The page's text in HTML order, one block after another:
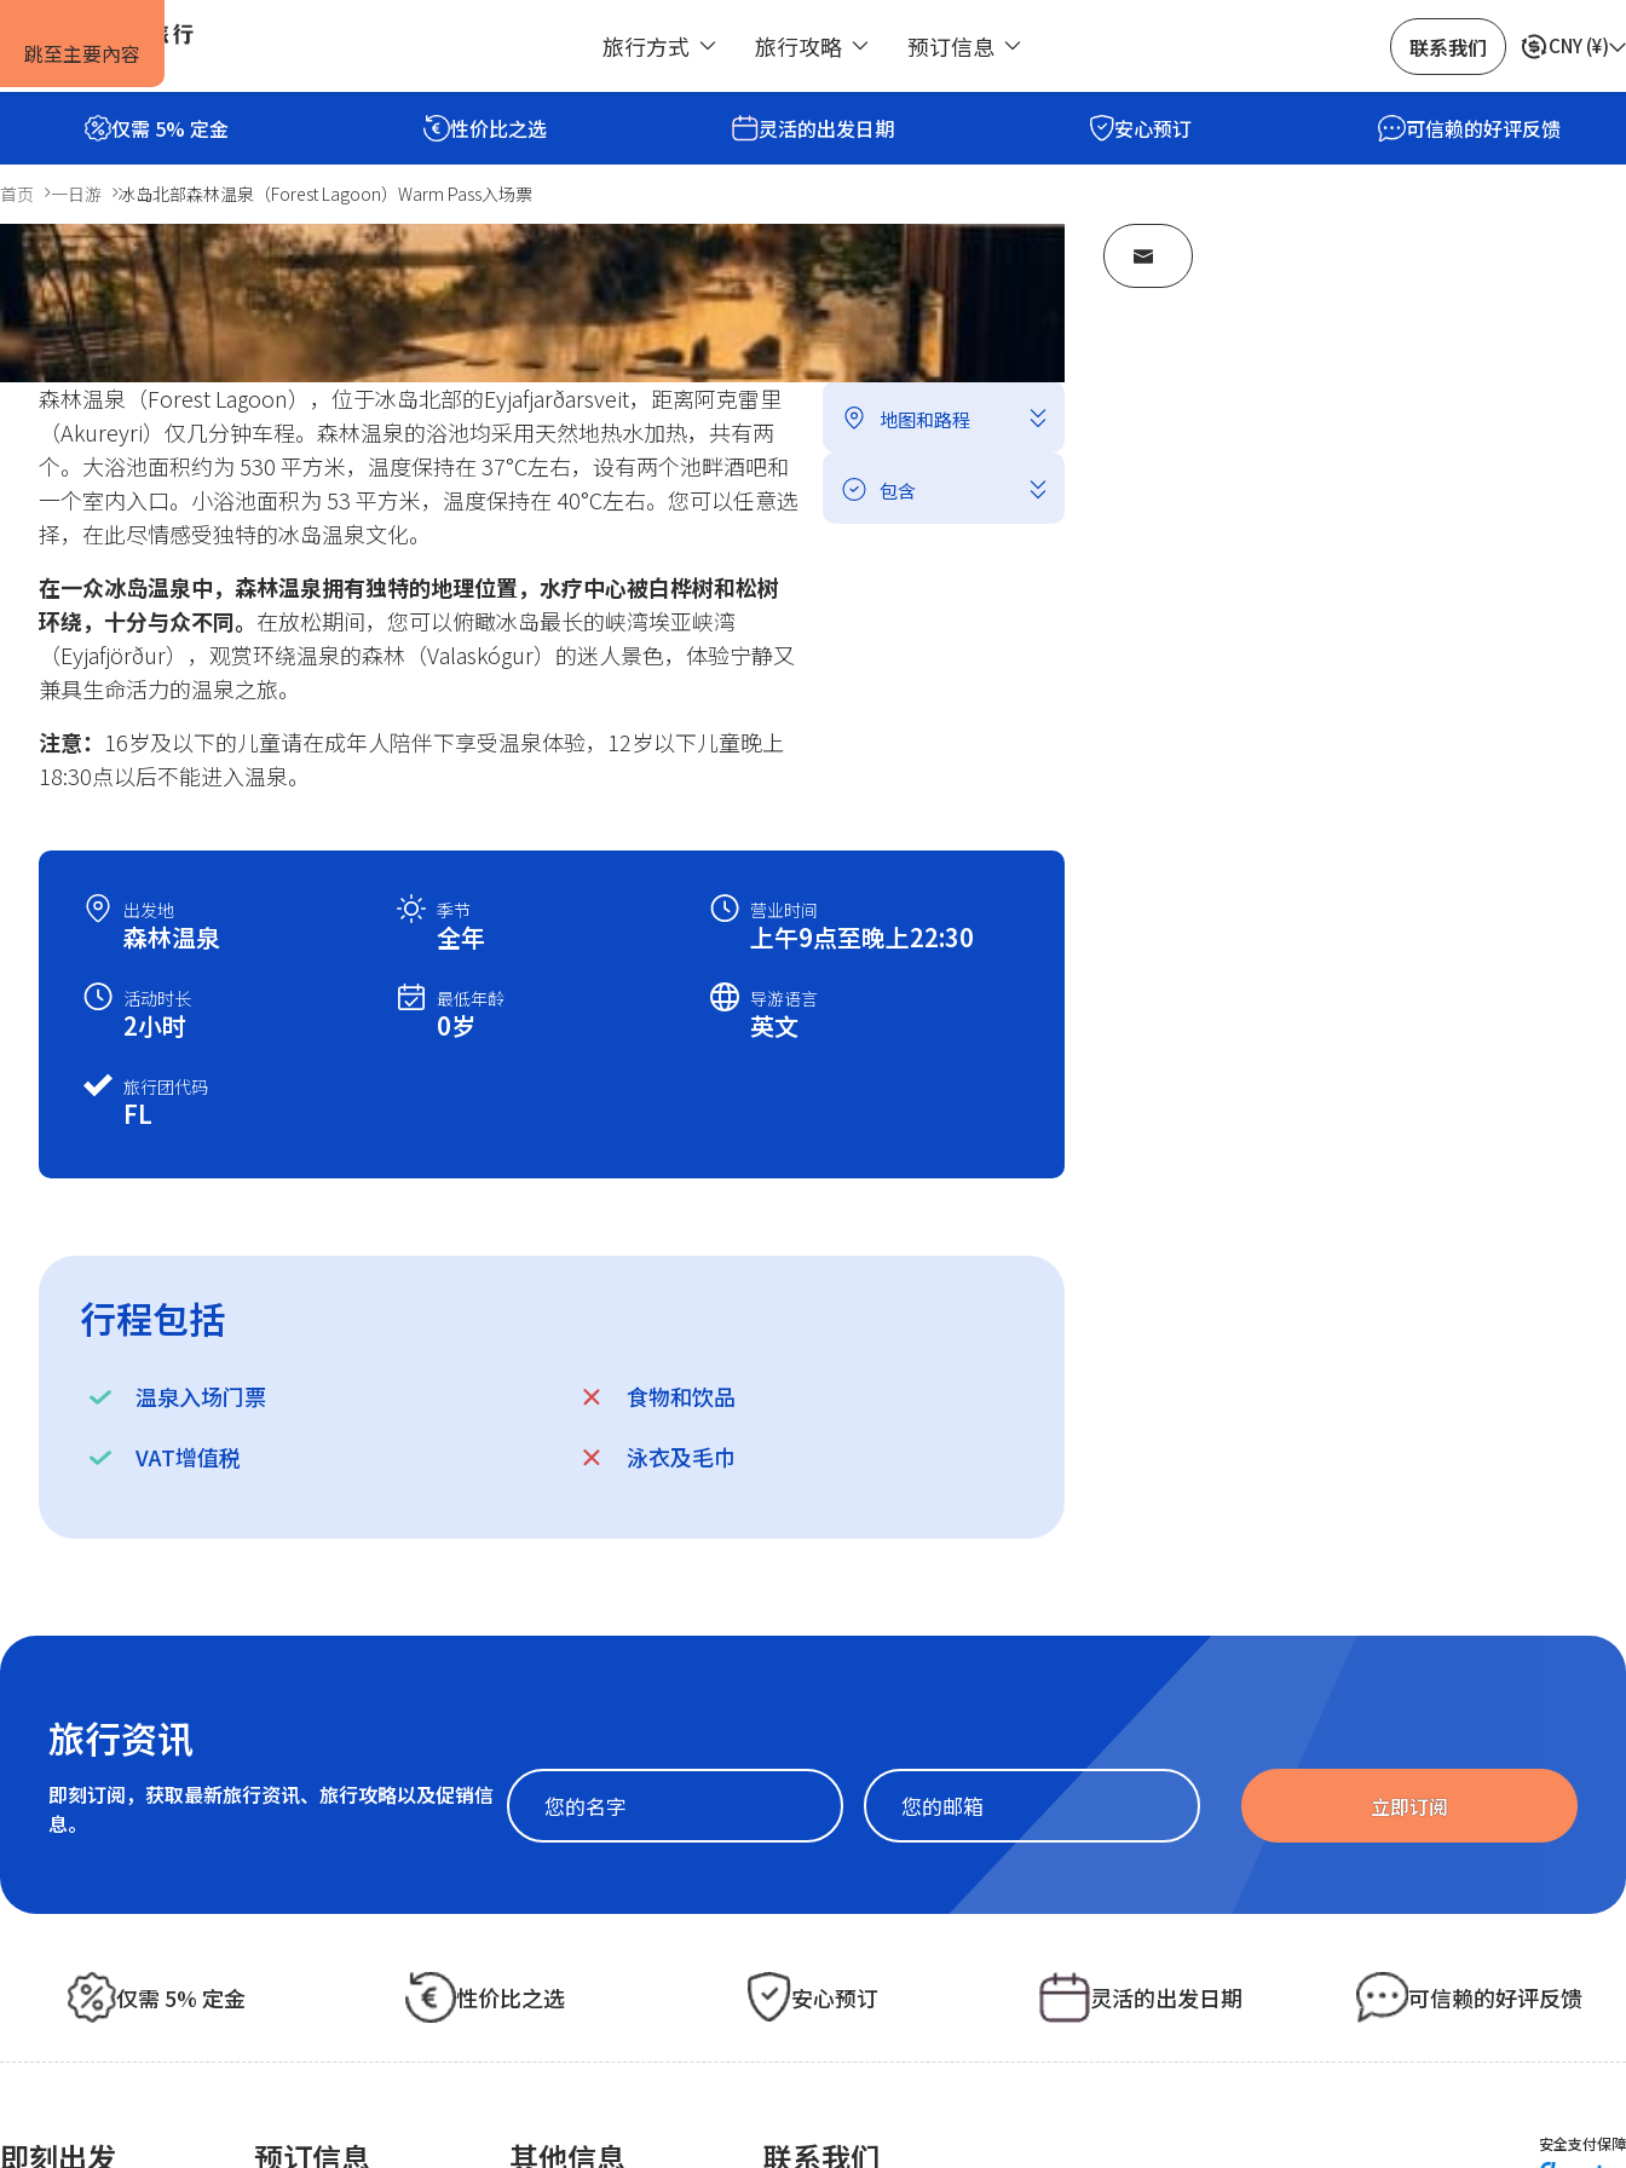
跳至主要內容 联系我们 CNY(¥)
旅行方式 旅行攻略 预订信息
仅需 5% 定金 性价比之选 灵活的出发日期 安心预订 可信赖的好评反馈
首页 一日游 冰岛北部森林温泉（Forest Lagoon）Warm Pass入场票
冰岛北部森林温泉（Forest Lagoon）Warm Pass入场票
2小时
Previous
slide
Next
slide
简介包含评价
森林温泉（Forest Lagoon），位于冰岛北部的Eyjafjarðarsveit，距离阿克雷里
（Akureyri）仅几分钟车程。森林温泉的浴池均采用天然地热水加热，共有两
个。大浴池面积约为 530 平方米，温度保持在 37°C左右，设有两个池畔酒吧和
一个室内入口。小浴池面积为 53 平方米，温度保持在 40°C左右。您可以任意选
择，在此尽情感受独特的冰岛温泉文化。
在一众冰岛温泉中，森林温泉拥有独特的地理位置，水疗中心被白桦树和松树
环绕，十分与众不同。 在放松期间，您可以俯瞰冰岛最长的峡湾埃亚峡湾
（Eyjafjörður），观赏环绕温泉的森林（Valaskógur）的迷人景色，体验宁静又
兼具生命活力的温泉之旅。
注意： 16岁及以下的儿童请在成年人陪伴下享受温泉体验，12岁以下儿童晚上
18:30点以后不能进入温泉。
地图和路程
包含
出发地
森林温泉
季节
全年
营业时间
上午9点至晚上22:30
活动时长
2小时
最低年龄
0岁
导游语言
英文
旅行团代码
FL
行程包括
温泉入场门票
VAT增值税
食物和饮品
泳衣及毛巾
旅行资讯
即刻订阅，获取最新旅行资讯、旅行攻略以及促销信
息。
Website
立即订阅
仅需 5% 定金 性价比之选 安心预订 灵活的出发日期 可信赖的好评反馈
即刻出发 预订信息 其他信息 联系我们 安全支付保障